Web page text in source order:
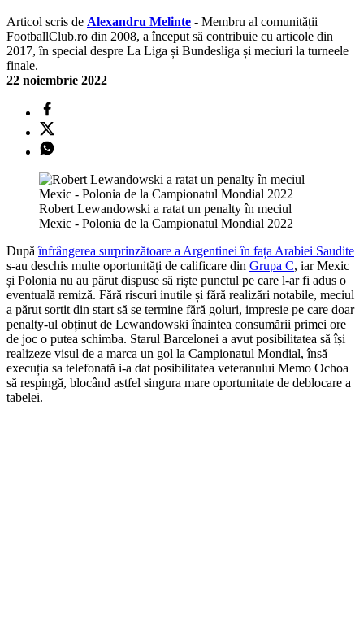
Articol scris de Alexandru Melinte - Membru al comunității
FootballClub.ro din 2008, a început să contribuie cu articole din
2017, în special despre La Liga și Bundesliga și meciuri la turneele
finale.
22 noiembrie 2022
Robert Lewandowski a ratat un penalty în meciul
Mexic - Polonia de la Campionatul Mondial 2022
Dupăînfrângerea surprinzătoare a Argentinei în fața Arabiei Saudite
s-au deschis multe oportunități de calificare din Grupa C, iar Mexic
și Polonia nu au părut dispuse să riște punctul pe care l-ar fi adus o
eventuală remiză. Fără riscuri inutile și fără realizări notabile, meciul
a părut sortit din start să se termine fără goluri, impresie pe care doar
penalty-ul obținut de Lewandowski înaintea consumării primei ore
de joc o putea schimba. Starul Barcelonei a avut posibilitatea să își
realizeze visul de a marca un gol la Campionatul Mondial, însă
execuția sa telefonată i-a dat posibilitatea veteranului Memo Ochoa
să respingă, blocând astfel singura mare oportunitate de deblocare a
tabelei.